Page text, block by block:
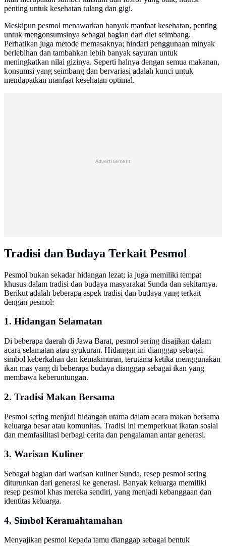
penting untuk kesehatan tulang dan gigi.
Meskipun pesmol menawarkan banyak manfaat kesehatan, penting
untuk mengonsumsinya sebagai bagian dari diet seimbang.
Perhatikan juga metode memasaknya; hindari penggunaan minyak
berlebihan dan tambahkan lebih banyak sayuran untuk
meningkatkan nilai gizinya. Seperti halnya dengan semua makanan,
konsumsi yang seimbang dan bervariasi adalah kunci untuk
mendapatkan manfaat kesehatan optimal.
Advertisement
Tradisi dan Budaya Terkait Pesmol
Pesmol bukan sekadar hidangan lezat; ia juga memiliki tempat
khusus dalam tradisi dan budaya masyarakat Sunda dan sekitarnya.
Berikut adalah beberapa aspek tradisi dan budaya yang terkait
dengan pesmol:
1. Hidangan Selamatan
Di beberapa daerah di Jawa Barat, pesmol sering disajikan dalam
acara selamatan atau syukuran. Hidangan ini dianggap sebagai
simbol keberkahan dan kemakmuran, terutama ketika menggunakan
ikan mas yang di beberapa budaya dianggap sebagai ikan yang
membawa keberuntungan.
2. Tradisi Makan Bersama
Pesmol sering menjadi hidangan utama dalam acara makan bersama
keluarga besar atau komunitas. Tradisi ini memperkuat ikatan sosial
dan memfasilitasi berbagi cerita dan pengalaman antar generasi.
3. Warisan Kuliner
Sebagai bagian dari warisan kuliner Sunda, resep pesmol sering
diturunkan dari generasi ke generasi. Banyak keluarga memiliki
resep pesmol khas mereka sendiri, yang menjadi kebanggaan dan
identitas keluarga.
4. Simbol Keramahtamahan
Menyajikan pesmol kepada tamu dianggap sebagai bentuk